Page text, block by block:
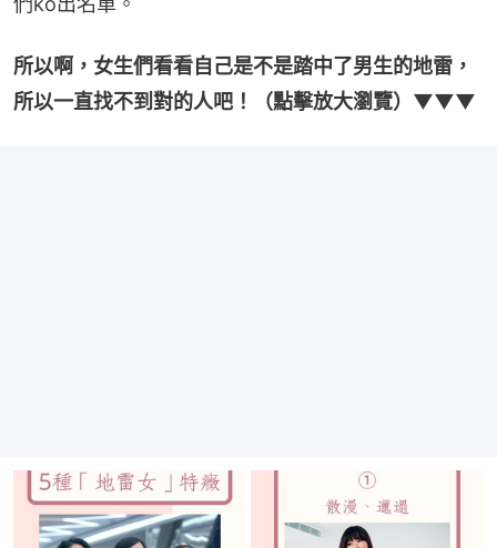
所以啊，女生們看看自己是不是踏中了男生的地雷，
所以一直找不到對的人吧！（點擊放大瀏覽）▼▼▼